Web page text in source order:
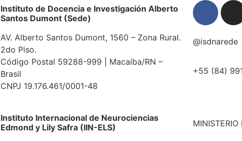
Instituto de Docencia e Investigación Alberto
Santos Dumont (Sede)
AV. Alberto Santos Dumont, 1560 – Zona Rural.
2do Piso.
Código Postal 59288-999 | Macaíba/RN –
Brasil
CNPJ 19.176.461/0001-48
Instituto Internacional de Neurociencias
Edmond y Lily Safra (IIN-ELS)
@isdnarede
+55 (84)